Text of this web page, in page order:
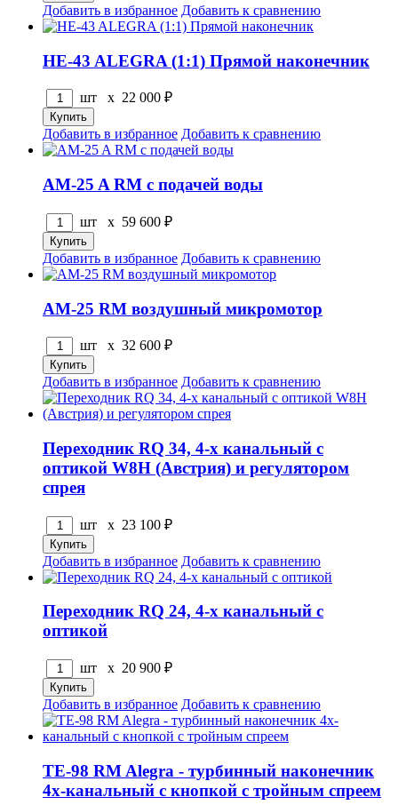
Добавить в избранное Добавить к сравнению
HE-43 ALEGRA (1:1) Прямой наконечник
шт x 22 000 ₽
Добавить в избранное Добавить к сравнению
АM-25 A RM с подачей воды
шт x 59 600 ₽
Добавить в избранное Добавить к сравнению
АM-25 RM воздушный микромотор
шт x 32 600 ₽
Добавить в избранное Добавить к сравнению
Переходник RQ 34, 4-х канальный с
оптикой W8H (Австрия) и регулятором
спрея
шт x 23 100 ₽
Добавить в избранное Добавить к сравнению
Переходник RQ 24, 4-х канальный с
оптикой
шт x 20 900 ₽
Добавить в избранное Добавить к сравнению
TE-98 RM Alegra - турбинный наконечник
4х-канальный с кнопкой с тройным спреем